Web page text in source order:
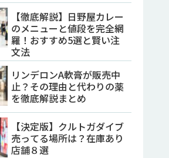
【徹底解説】日野屋カレー
のメニューと値段を完全網
羅！おすすめ5選と賢い注
文法
リンデロンA軟膏が販売中
止？その理由と代わりの薬
を徹底解説まとめ
【決定版】クルトガダイブ
売ってる場所は？在庫あり
店舗８選